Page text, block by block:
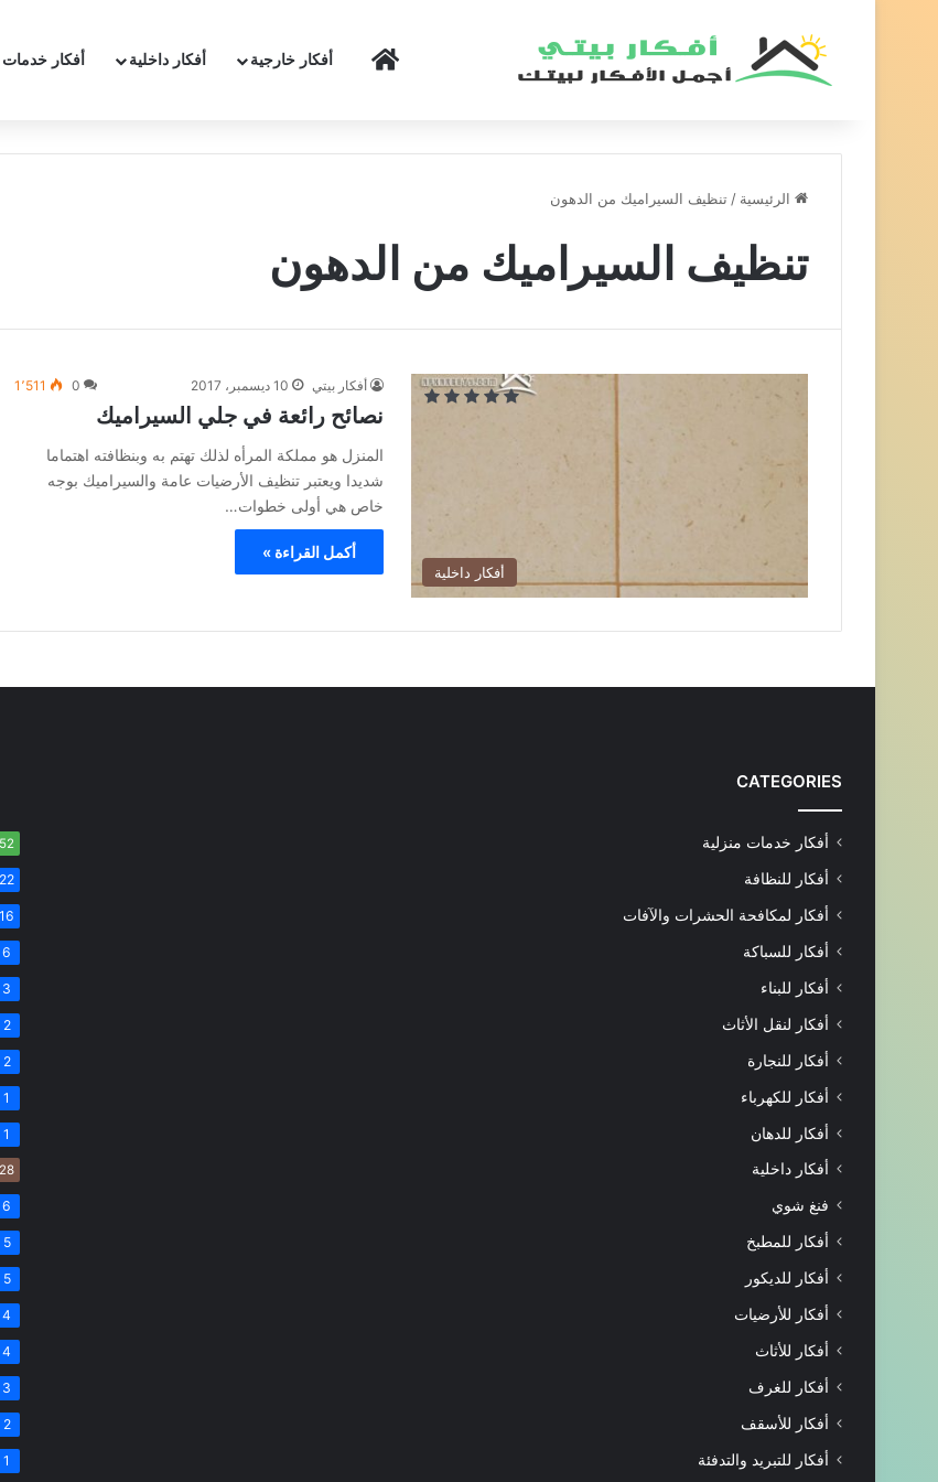
الرئيسيةأفكار خارجية أفكار داخلية أفكار خدمات
الرئيسية / تنظيف السيراميك من الدهون
تنظيف السيراميك من الدهون
أفكار داخلية
أفكار بيتي 10 ديسمبر، 2017 0 1٬511
نصائح رائعة في جلي السيراميك
المنزل هو مملكة المرأه لذلك تهتم به وبنظافته اهتماما
شديدا ويعتبر تنظيف الأرضيات عامة والسيراميك بوجه
خاص هي أولى خطوات…
أكمل القراءة »
CATEGORIES
أفكار خدمات منزلية 52
أفكار للنظافة 22
أفكار لمكافحة الحشرات والآفات 16
أفكار للسباكة 6
أفكار للبناء 3
أفكار لنقل الأثاث 2
أفكار للنجارة 2
أفكار للكهرباء 1
أفكار للدهان 1
أفكار داخلية 28
فنغ شوي 6
أفكار للمطبخ 5
أفكار للديكور 5
أفكار للأرضيات 4
أفكار للأثاث 4
أفكار للغرف 3
أفكار للأسقف 2
أفكار للتبريد والتدفئة 1